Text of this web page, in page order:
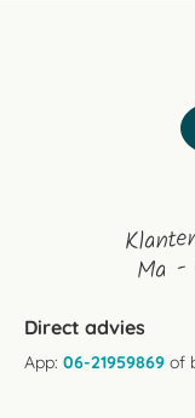
Ma
Direct advies
App: 06-21959869 of